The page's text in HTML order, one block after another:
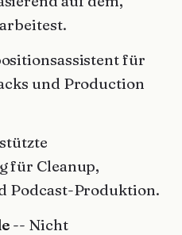
für
und Production
für Cleanup,
Podcast-Produktion.
-- Nicht